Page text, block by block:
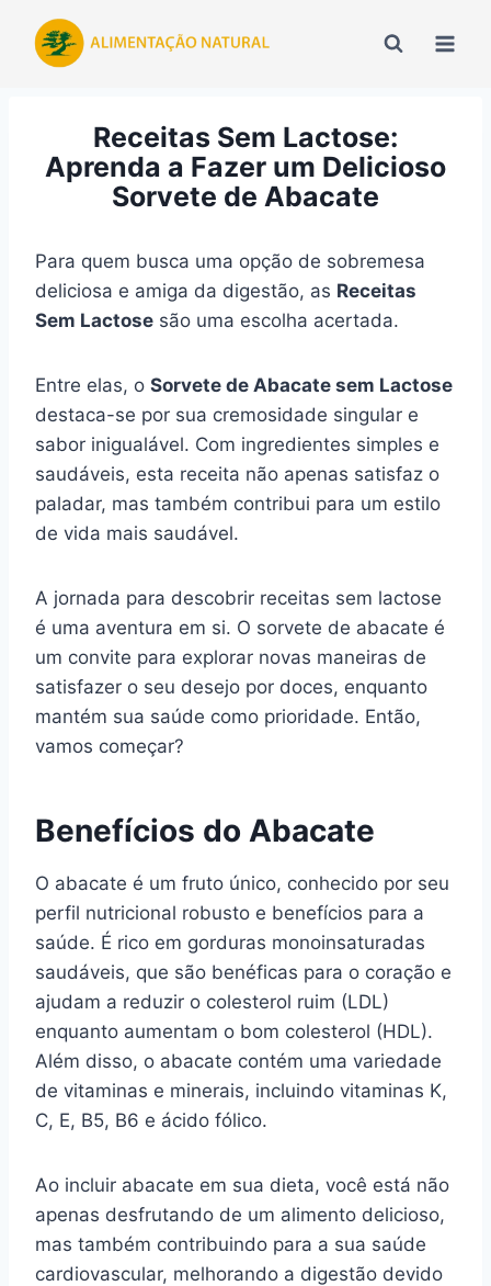
para
Receitas Sem Lactose:
Aprenda a Fazer um Delicioso
Sorvete de Abacate
Para quem busca uma opção de sobremesa
deliciosa e amiga da digestão, as Receitas
Sem Lactose são uma escolha acertada.
Entre elas, o Sorvete de Abacate sem Lactose
destaca-se por sua cremosidade singular e
sabor inigualável. Com ingredientes simples e
saudáveis, esta receita não apenas satisfaz o
paladar, mas também contribui para um estilo
de vida mais saudável.
A jornada para descobrir receitas sem lactose
é uma aventura em si. O sorvete de abacate é
um convite para explorar novas maneiras de
satisfazer o seu desejo por doces, enquanto
mantém sua saúde como prioridade. Então,
vamos começar?
Benefícios do Abacate
O abacate é um fruto único, conhecido por seu
perfil nutricional robusto e benefícios para a
saúde. É rico em gorduras monoinsaturadas
saudáveis, que são benéficas para o coração e
ajudam a reduzir o colesterol ruim (LDL)
enquanto aumentam o bom colesterol (HDL).
Além disso, o abacate contém uma variedade
de vitaminas e minerais, incluindo vitaminas K,
C, E, B5, B6 e ácido fólico.
Ao incluir abacate em sua dieta, você está não
apenas desfrutando de um alimento delicioso,
mas também contribuindo para a sua saúde
cardiovascular, melhorando a digestão devido